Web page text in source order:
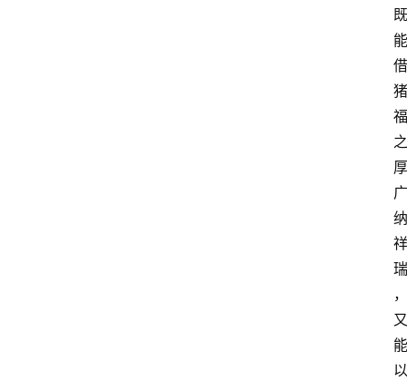
既
能
借
猪
福
之
厚
广
纳
祥
瑞
，
又
能
以